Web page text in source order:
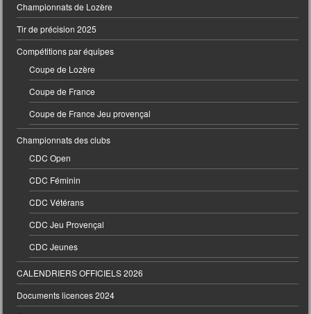
Championnats de Lozère
Tir de précision 2025
Compétitions par équipes
Coupe de Lozère
Coupe de France
Coupe de France Jeu provençal
Championnats des clubs
CDC Open
CDC Féminin
CDC Vétérans
CDC Jeu Provençal
CDC Jeunes
CALENDRIERS OFFICIELS 2026
Documents licences 2024